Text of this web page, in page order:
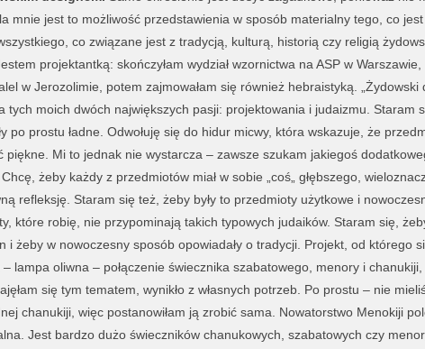
mnie jest to możliwość przedstawienia w sposób materialny tego, co
co związane jest z tradycją, kulturą, historią czy religią
projektantką: skończyłam wydział wzornictwa na ASP w Warszawie,
w Jerozolimie, potem zajmowałam się również hebraistyką. „Żydowski
tych moich dwóch największych pasji: projektowania i judaizmu. Staram
po prostu ładne. Odwołuję się do hidur micwy, która wskazuje, że
piękne. Mi to jednak nie wystarcza – zawsze szukam jakiegoś
żeby każdy z przedmiotów miał w sobie „coś„ głębszego,
refleksję. Staram się też, żeby były to przedmioty użytkowe i
które robię, nie przypominają takich typowych judaików. Staram się,
i żeby w nowoczesny sposób opowiadały o tradycji. Projekt, od którego
– lampa oliwna – połączenie świecznika szabatowego, menory i
się tym tematem, wynikło z własnych potrzeb. Po prostu – nie
chanukiji, więc postanowiłam ją zrobić sama. Nowatorstwo Menokiji
Jest bardzo dużo świeczników chanukowych, szabatowych czy